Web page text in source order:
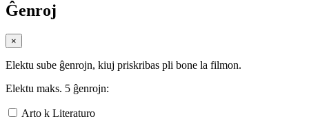
Ĝenroj
×
Elektu sube ĝenrojn, kiuj priskribas pli bone la filmon.
Elektu maks. 5 ĝenrojn:
Arto k Literaturo